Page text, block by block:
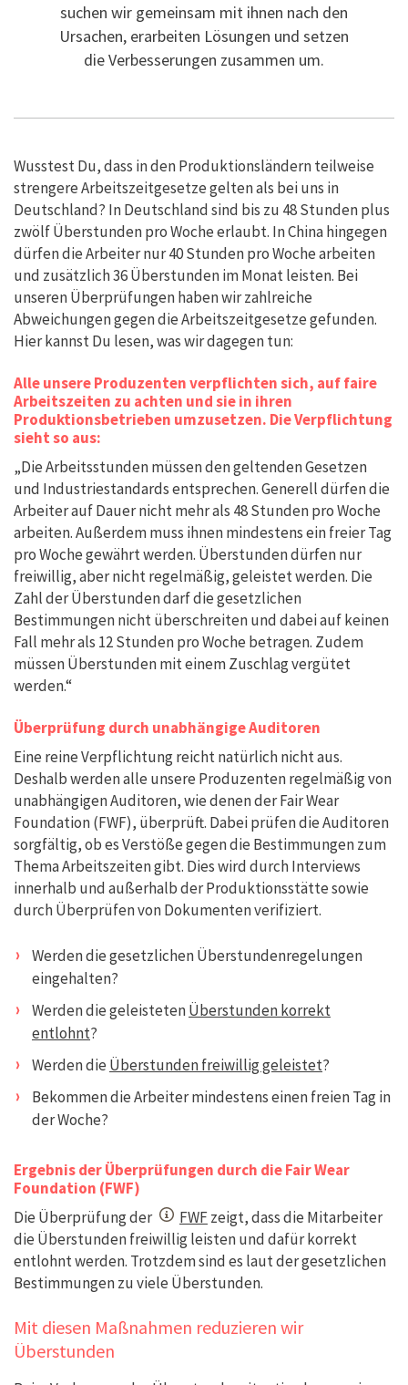
suchen wir gemeinsam mit ihnen nach den
Ursachen, erarbeiten Lösungen und setzen
die Verbesserungen zusammen um.
Wusstest Du, dass in den Produktionsländern teilweise
strengere Arbeitszeitgesetze gelten als bei uns in
Deutschland? In Deutschland sind bis zu 48 Stunden plus
zwölf Überstunden pro Woche erlaubt. In China hingegen
dürfen die Arbeiter nur 40 Stunden pro Woche arbeiten
und zusätzlich 36 Überstunden im Monat leisten. Bei
unseren Überprüfungen haben wir zahlreiche
Abweichungen gegen die Arbeitszeitgesetze gefunden.
Hier kannst Du lesen, was wir dagegen tun:
Alle unsere Produzenten verpflichten sich, auf faire
Arbeitszeiten zu achten und sie in ihren
Produktionsbetrieben umzusetzen. Die Verpflichtung
sieht so aus:
„Die Arbeitsstunden müssen den geltenden Gesetzen
und Industriestandards entsprechen. Generell dürfen die
Arbeiter auf Dauer nicht mehr als 48 Stunden pro Woche
arbeiten. Außerdem muss ihnen mindestens ein freier Tag
pro Woche gewährt werden. Überstunden dürfen nur
freiwillig, aber nicht regelmäßig, geleistet werden. Die
Zahl der Überstunden darf die gesetzlichen
Bestimmungen nicht überschreiten und dabei auf keinen
Fall mehr als 12 Stunden pro Woche betragen. Zudem
müssen Überstunden mit einem Zuschlag vergütet
werden.“
Überprüfung durch unabhängige Auditoren
Eine reine Verpflichtung reicht natürlich nicht aus.
Deshalb werden alle unsere Produzenten regelmäßig von
unabhängigen Auditoren, wie denen der Fair Wear
Foundation (FWF), überprüft. Dabei prüfen die Auditoren
sorgfältig, ob es Verstöße gegen die Bestimmungen zum
Thema Arbeitszeiten gibt. Dies wird durch Interviews
innerhalb und außerhalb der Produktionsstätte sowie
durch Überprüfen von Dokumenten verifiziert.
Werden die gesetzlichen Überstundenregelungen
eingehalten?
Werden die geleistetenÜberstunden korrekt
entlohnt?
Werden die Überstunden freiwillig geleistet?
Bekommen die Arbeiter mindestens einen freien Tag in
der Woche?
Ergebnis der Überprüfungen durch die Fair Wear
Foundation (FWF)
Die Überprüfung der
FWFzeigt, dass die Mitarbeiter
die Überstunden freiwillig leisten und dafür korrekt
entlohnt werden. Trotzdem sind es laut der gesetzlichen
Bestimmungen zu viele Überstunden.
Mit diesen Maßnahmen reduzieren wir
Überstunden